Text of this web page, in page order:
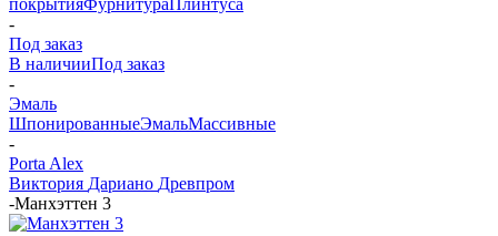
-
Под заказ
В наличииПод заказ
-
Эмаль
ШпонированныеЭмальМассивные
-
Porta Alex
Виктория Дариано Древпром
-Манхэттен 3